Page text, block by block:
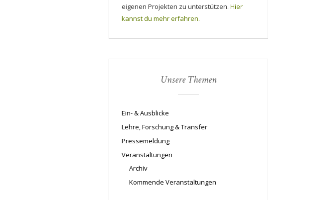
eigenen Projekten zu unterstützen. Hier
kannst du mehr erfahren.
Unsere Themen
Ein- & Ausblicke
Lehre, Forschung & Transfer
Pressemeldung
Veranstaltungen
Archiv
Kommende Veranstaltungen